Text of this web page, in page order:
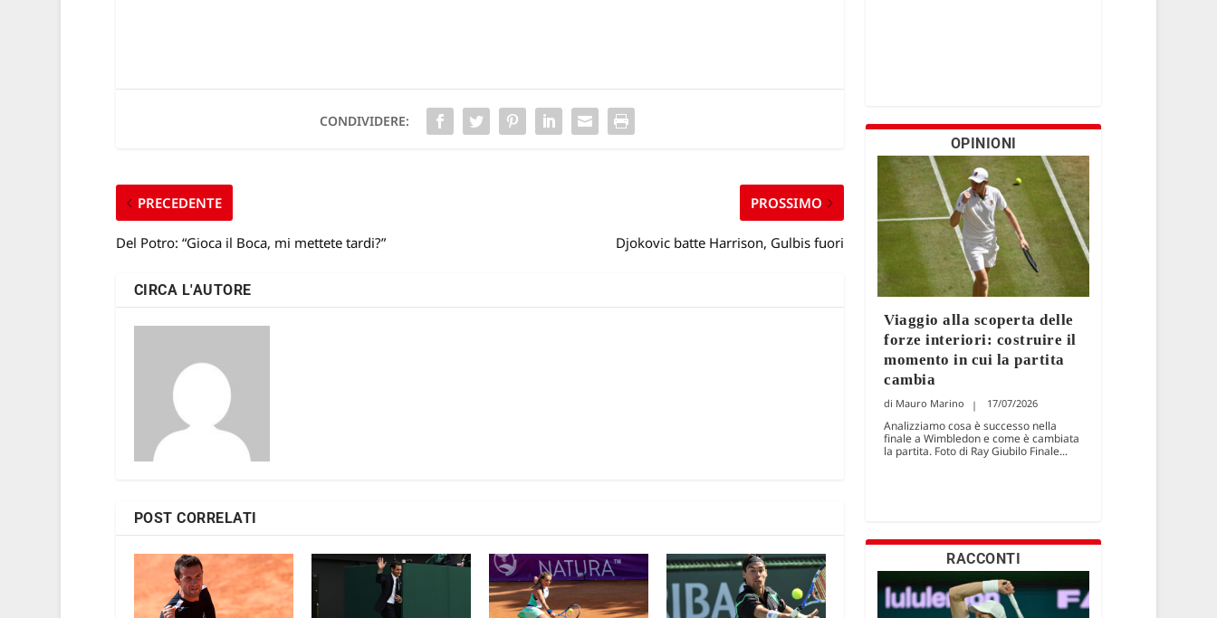
CONDIVIDERE:
PRECEDENTE
Del Potro: “Gioca il Boca, mi mettete tardi?”
PROSSIMO
Djokovic batte Harrison, Gulbis fuori
CIRCA L'AUTORE
POST CORRELATI
OPINIONI
Viaggio alla scoperta delle
forze interiori: costruire il
momento in cui la partita
cambia
Mauro Marino 17/07/2026
Analizziamo cosa è successo nella
finale a Wimbledon e come è cambiata
la partita. Foto di Ray Giubilo Finale...
RACCONTI